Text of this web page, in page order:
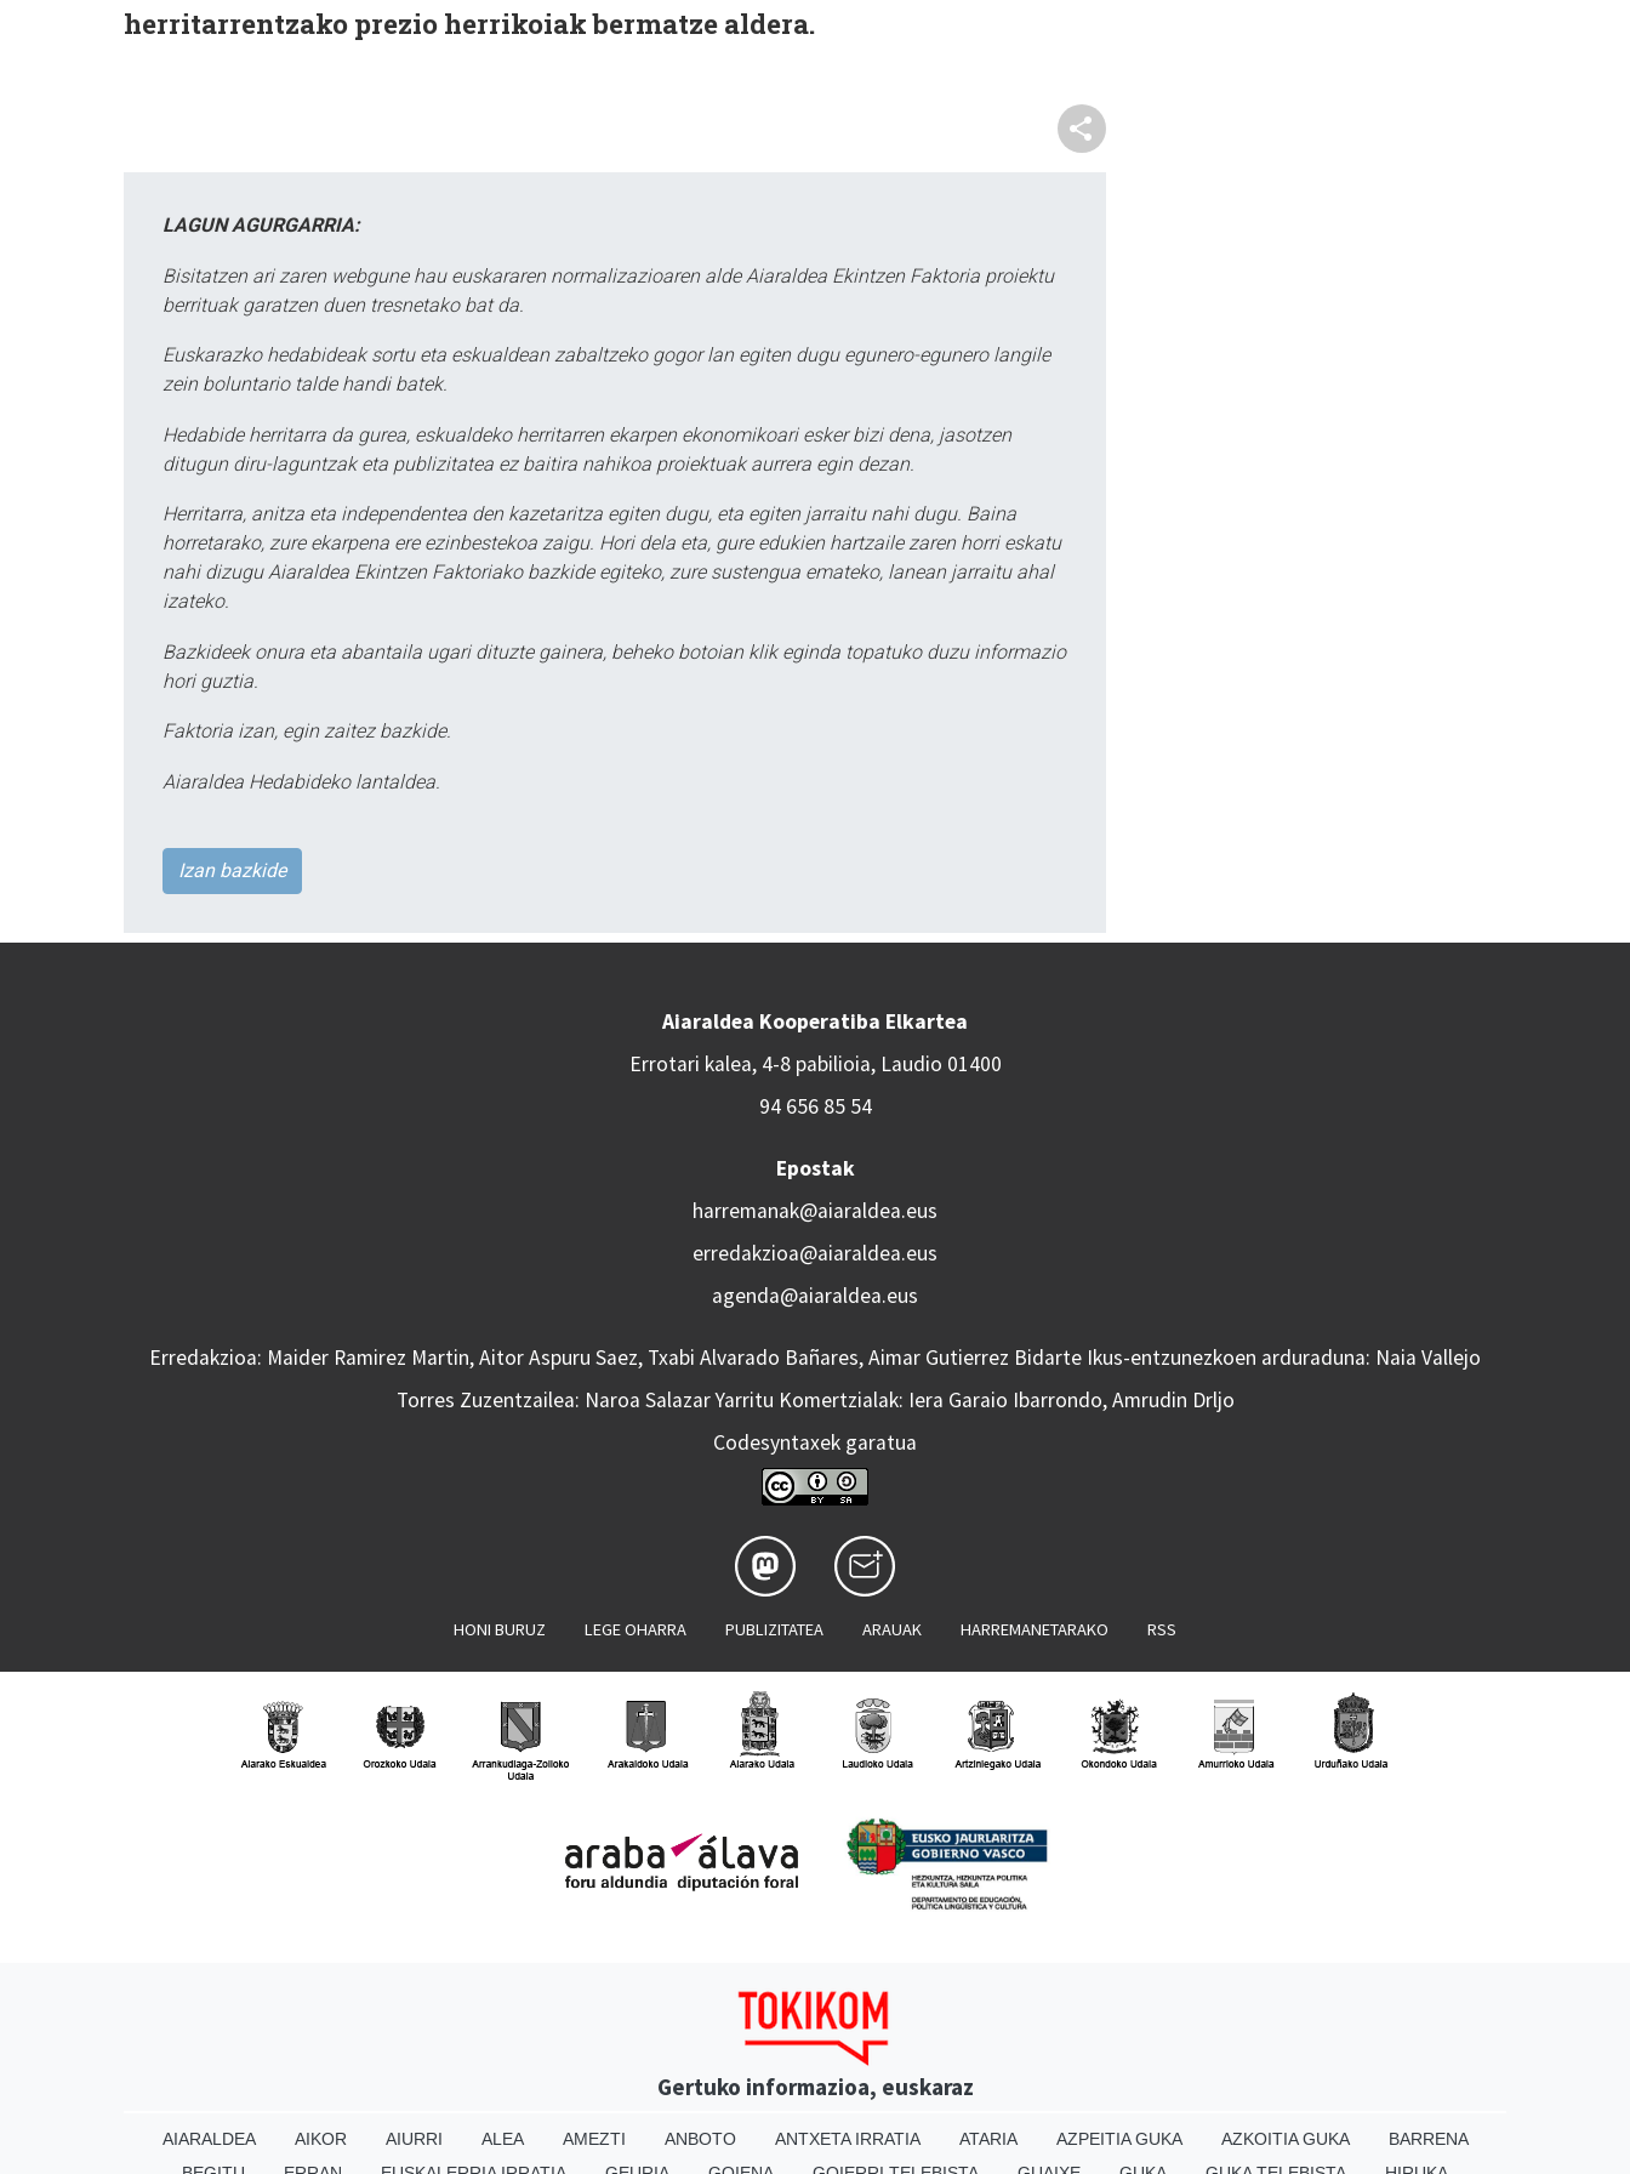
herritarrentzako prezio herrikoiak bermatze aldera.
LAGUN AGURGARRIA:
Bisitatzen ari zaren webgune hau euskararen normalizazioaren alde Aiaraldea Ekintzen Faktoria proiektu
berrituak garatzen duen tresnetako bat da.
Euskarazko hedabideak sortu eta eskualdean zabaltzeko gogor lan egiten dugu egunero-egunero langile
zein boluntario talde handi batek.
Hedabide herritarra da gurea, eskualdeko herritarren ekarpen ekonomikoari esker bizi dena, jasotzen
ditugun diru-laguntzak eta publizitatea ez baitira nahikoa proiektuak aurrera egin dezan.
Herritarra, anitza eta independentea den kazetaritza egiten dugu, eta egiten jarraitu nahi dugu. Baina
horretarako, zure ekarpena ere ezinbestekoa zaigu. Hori dela eta, gure edukien hartzaile zaren horri eskatu
nahi dizugu Aiaraldea Ekintzen Faktoriako bazkide egiteko, zure sustengua emateko, lanean jarraitu ahal
izateko.
Bazkideek onura eta abantaila ugari dituzte gainera, beheko botoian klik eginda topatuko duzu informazio
hori guztia.
Faktoria izan, egin zaitez bazkide.
Aiaraldea Hedabideko lantaldea.
Izan bazkide
Aiaraldea Kooperatiba Elkartea
Errotari kalea, 4-8 pabilioia, Laudio 01400
94 656 85 54
Epostak
harremanak@aiaraldea.eus
erredakzioa@aiaraldea.eus
agenda@aiaraldea.eus
Erredakzioa: Maider Ramirez Martin, Aitor Aspuru Saez, Txabi Alvarado Bañares, Aimar Gutierrez Bidarte Ikus-entzunezkoen arduraduna: Naia Vallejo
Torres Zuzentzailea: Naroa Salazar Yarritu Komertzialak: Iera Garaio Ibarrondo, Amrudin Drljo
Codesyntaxek garatua
HONI BURUZ LEGE OHARRA PUBLIZITATEA ARAUAK HARREMANETARAKO RSS
Gertuko informazioa, euskaraz
AIARALDEA AIKOR AIURRI ALEA AMEZTI ANBOTO ANTXETA IRRATIA ATARIA AZPEITIA GUKA AZKOITIA GUKA
BARRENA